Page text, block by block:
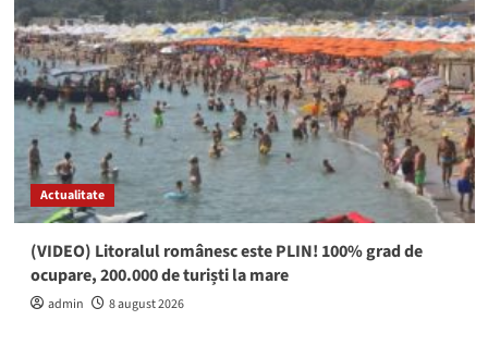
Actualitate
(VIDEO) Litoralul românesc este PLIN! 100% grad de
ocupare, 200.000 de turiști la mare
admin 8 august 2026